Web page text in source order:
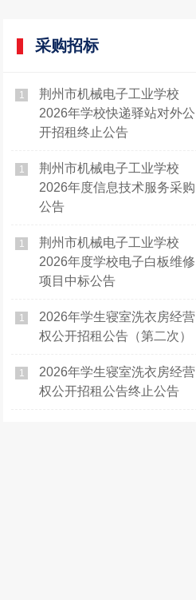
采购招标
1
荆州市机械电子工业学校
2026年学校快递驿站对外公
开招租终止公告
1
荆州市机械电子工业学校
2026年度信息技术服务采购
公告
1
荆州市机械电子工业学校
2026年度学校电子白板维修
项目中标公告
1
2026年学生寝室洗衣房经营
权公开招租公告​（第二次）
1
2026年学生寝室洗衣房经营
权公开招租公告终止公告